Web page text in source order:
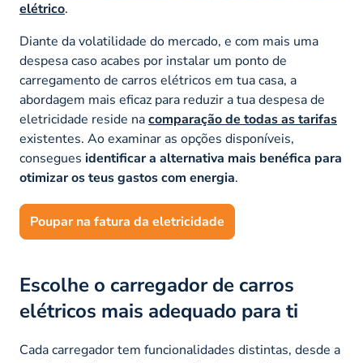
elétrico.
Diante da volatilidade do mercado, e com mais uma
despesa caso acabes por instalar um ponto de
carregamento de carros elétricos em tua casa, a
abordagem mais eficaz para reduzir a tua despesa de
eletricidade reside nacomparação de todas as tarifas
existentes. Ao examinar as opções disponíveis,
consegues identificar a alternativa mais benéfica para
otimizar os teus gastos com energia.
Poupar na fatura da eletricidade
Escolhe o carregador de carros
elétricos mais adequado para ti
Cada carregador tem funcionalidades distintas, desde a